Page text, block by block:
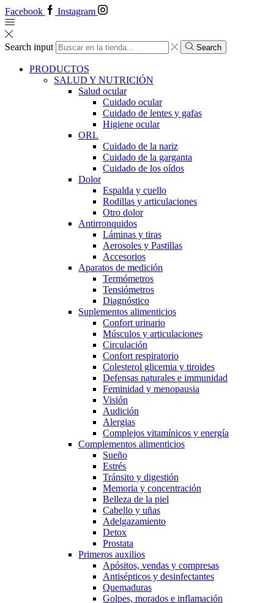
Facebook Instagram
Search input Search
PRODUCTOS
SALUD Y NUTRICIÓN
Salud ocular
Cuidado ocular
Cuidado de lentes y gafas
Higiene ocular
ORL
​​Cuidado de la nariz
​​Cuidado de la garganta
​​Cuidado de los oídos
Dolor
Espalda y cuello
Rodillas y articulaciones
Otro dolor
Antirronquidos
Láminas y tiras
Aerosoles y Pastillas
Accesorios
Aparatos de medición
Termómetros
Tensiómetros
Diagnóstico
Suplementos alimenticios
Confort urinario
Músculos y articulaciones
Circulación
Confort respiratorio
Colesterol glicemia y tiroides
Defensas naturales e immunidad
Feminidad y menopausia
Visión
Audición
Alergias
Complejos vitamínicos y energía
Complementos alimenticios
Sueño
Estrés
Tránsito y digestión
Memoria y concentración
Belleza de la piel
Cabello y uñas
Adelgazamiento
Detox
Prostata
Primeros auxilios
Apósitos, vendas y compresas
Antisépticos y desinfectantes
Quemaduras
Golpes, morados e inflamación